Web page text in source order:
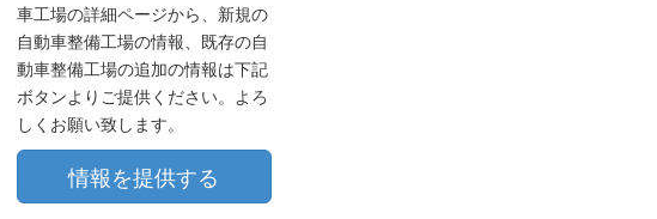
車工場の詳細ページから、新規の
自動車整備工場の情報、既存の自
動車整備工場の追加の情報は下記
ボタンよりご提供ください。よろ
しくお願い致します。
情報を提供する